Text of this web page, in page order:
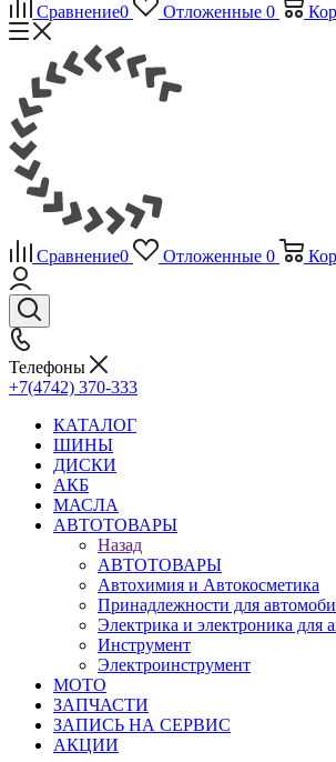
Сравнение0 Отложенные 0
Сравнение0 Отложенные 0
Телефоны
+7(4742) 370-333
КАТАЛОГ
ШИНЫ
ДИСКИ
АКБ
МАСЛА
АВТОТОВАРЫ
Назад
АВТОТОВАРЫ
Автохимия и Автокосметика
Принадлежности для
Электрика и электроника для
Инструмент
Электроинструмент
МОТО
ЗАПЧАСТИ
ЗАПИСЬ НА СЕРВИС
АКЦИИ